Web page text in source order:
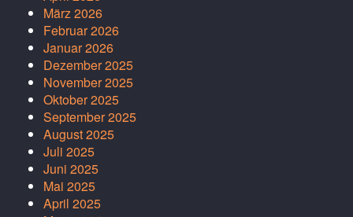
März 2026
Februar 2026
Januar 2026
Dezember 2025
November 2025
Oktober 2025
September 2025
August 2025
Juli 2025
Juni 2025
Mai 2025
April 2025